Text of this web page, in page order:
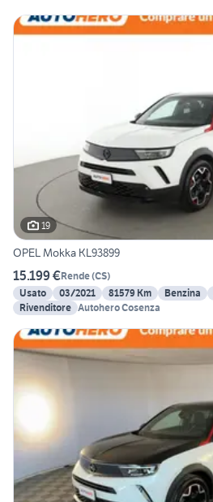
19
OPEL Mokka KL93899
15.199 €Rende(CS)
Usato
03/2021 81579 Km Benzina
Rivenditore Autohero Cosenza